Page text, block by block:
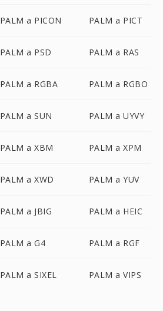
PALM a PICON PALM a PICT
PALM a PSD PALM a RAS
PALM a RGBA PALM a RGBO
PALM a SUN PALM a UYVY
PALM a XBM PALM a XPM
PALM a XWD PALM a YUV
PALM a JBIG PALM a HEIC
PALM a G4 PALM a RGF
PALM a SIXEL PALM a VIPS